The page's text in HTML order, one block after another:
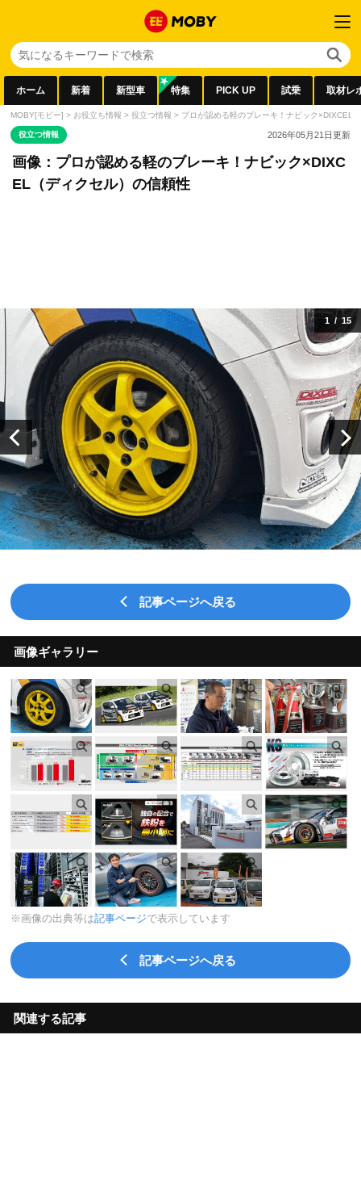
ホーム 新着 新型車 特集 PICK UP 試乗 取材レ
MOBY[モビー] > お役立ち情報 > 役立つ情報 > プロが認める軽のブレーキ！ナビック×DIXCEL
役立つ情報 2026年05月21日更新
画像：プロが認める軽のブレーキ！ナビック×DIXC
EL（ディクセル）の信頼性
1/ 15
記事ページへ戻る
画像ギャラリー
※画像の出典等は記事ページで表示しています
記事ページへ戻る
関連する記事